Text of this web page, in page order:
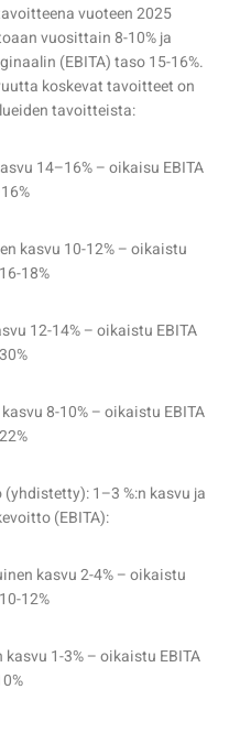
vuoteen 2025
vuosittain 8-10% ja
(EBITA) taso 15-16%.
koskevat tavoitteet on
tavoitteista:
14–16% – oikaisu EBITA
kasvu 10-12% – oikaistu
18%
12-14% – oikaistu EBITA
8-10% – oikaistu EBITA
1–3 %:n kasvu ja
(EBITA):
kasvu 2-4% – oikaistu
12%
1-3% – oikaistu EBITA